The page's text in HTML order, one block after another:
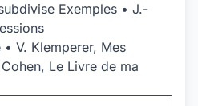
Exemples • J.-
V. Klemperer, Mes
Le Livre de ma